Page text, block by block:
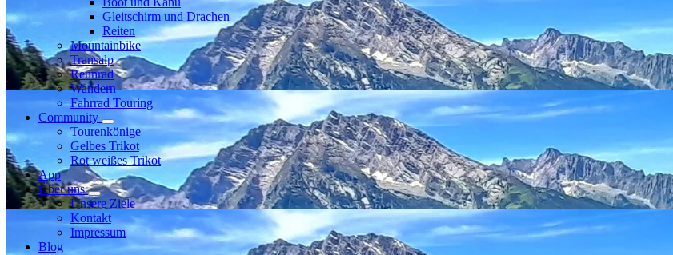
Gleitschirm und Drachen
Reiten
Mountainbike
Transalp
Rennrad
Wandern
Fahrrad Touring
Community
Tourenkönige
Gelbes Trikot
Rot weißes Trikot
App
Über uns
Unsere Ziele
Kontakt
Impressum
Blog